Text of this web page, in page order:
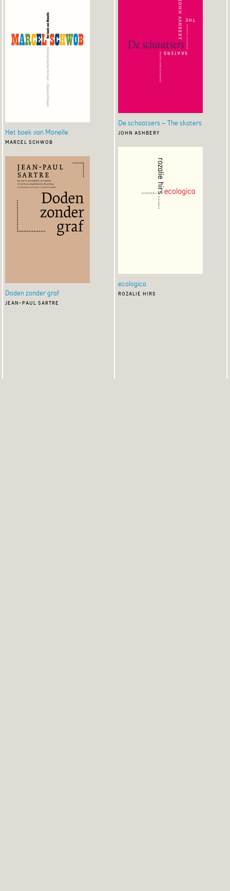
Het boek van Monelle
marcel schwob
Doden zonder graf
jean-paul sartre
De schaatsers – The skaters
john ashbery
ecologica
rozalie hirs